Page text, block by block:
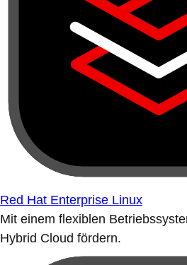
Red Hat Enterprise Linux
Mit einem flexiblen
Hybrid Cloud fördern.